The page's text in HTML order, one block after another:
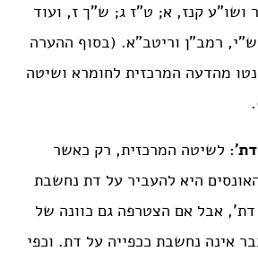
ושו”ע קנז, א; ט”ז ג; ש”ך ז, ועוד
רמב”ן וריטב”א. (בסוף ההערה
מהדעה המרכזית לחומרא ושיטה
: לשיטה המרכזית, רק כאשר
היא להעביר על דת נחשבת
דת’, אבל אם הצטרפה גם כוונה של
אינה נחשבת ככפייה על דת. וכפי